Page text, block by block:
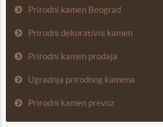
Prirodni kamen Beograd
Prirodni dekorativni kamen
Prirodni kamen prodaja
Ugradnja prirodnog kamena
Prirodni kamen prevoz